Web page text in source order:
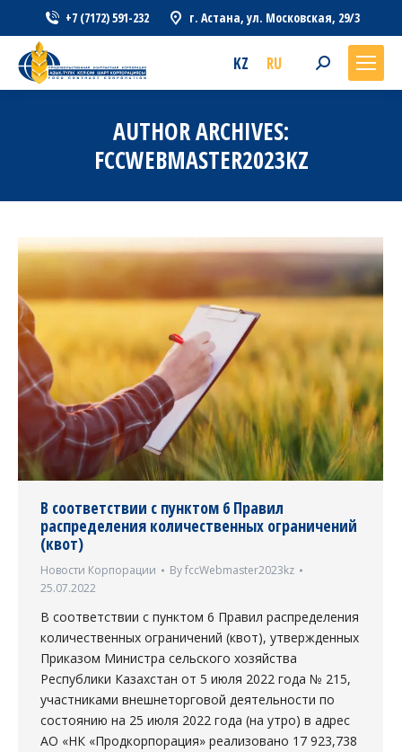
+7 (7172) 591-232 г. Астана, ул. Московская, 29/3
KZ RU Search:
AUTHOR ARCHIVES:
FCCWEBMASTER2023KZ
В соответствии с пунктом 6 Правил
распределения количественных ограничений
(квот)
Новости Корпорации ByfccWebmaster2023kz
25.07.2022
В соответствии с пунктом 6 Правил распределения
количественных ограничений (квот), утвержденных
Приказом Министра сельского хозяйства
Республики Казахстан от 5 июля 2022 года № 215,
участниками внешнеторговой деятельности по
состоянию на 25 июля 2022 года (на утро) в адрес
АО «НК «Продкорпорация» реализовано 17 923,738